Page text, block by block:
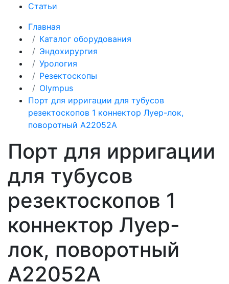
Статьи
Главная
Каталог оборудования
Эндохирургия
Урология
Резектоскопы
Olympus
Порт для ирригации для тубусов
резектоскопов 1 коннектор Луер-лок,
поворотный A22052A
Порт для ирригации
для тубусов
резектоскопов 1
коннектор Луер-
лок, поворотный
A22052A